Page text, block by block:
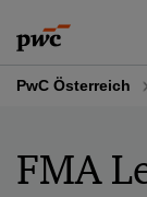
to
content
to
footer
PwC Österreich
FMA